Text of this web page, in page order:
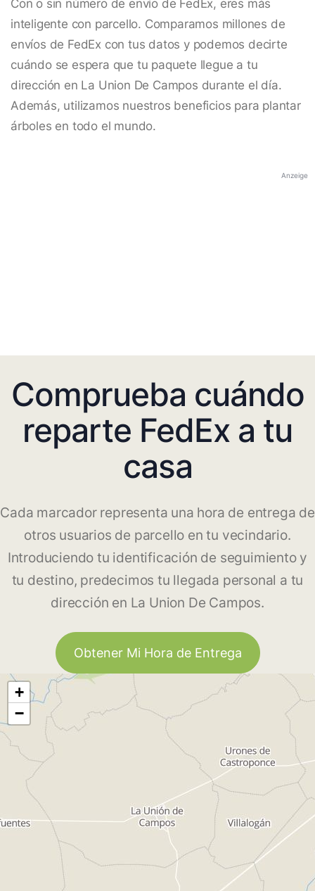
Con o sin número de envío de FedEx, eres más
inteligente con parcello. Comparamos millones de
envíos de FedEx con tus datos y podemos decirte
cuándo se espera que tu paquete llegue a tu
dirección en La Union De Campos durante el día.
Además, utilizamos nuestros beneficios para plantar
árboles en todo el mundo.
Anzeige
Comprueba cuándo
reparte FedEx a tu
casa
Cada marcador representa una hora de entrega de
otros usuarios de parcello en tu vecindario.
Introduciendo tu identificación de seguimiento y
tu destino, predecimos tu llegada personal a tu
dirección en La Union De Campos.
Obtener Mi Hora de Entrega
+
−